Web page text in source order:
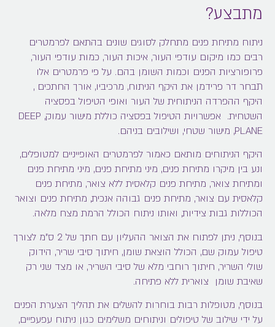
מתבצע?
ניתוח מתיחת פנים מתחלק לסוגים שונים בהתאם לפרמטרים
רבים כמו מיקום עודפי העור, איכות העור, כמות עודפי העור,
פרופורציות הפנים וכמות השומן בהם. על פי פרמטרים אלו
תבחר דר פרידמן את היקף הניתוח, מרכיביו, אורך החתכים ,
היקף ההפרדה הניתוחית של העור ואופי הטיפול בפסציה
השטחית. אפשרויות הטיפול בפסציה כוללת מישור עמוק, DEEP
PLANE, מישור שטחי, ושילובים בניהם.
היקף הניתוחים מותאם כאמור לפרמטרים האופייניים למטופלים,
ונע בין מיקרו מתיחת פנים, מיני מתיחת פנים, מיני מתיחת פנים
ומתיחת צואר, מתיחת פנים קלאסית ללא צואר, מתיחת פנים
קלאסית עם צואר, מתיחת פנים גבוהה אנכית, מתיחת פנים וצואר
הכוללות גבות צידיות, ואותו ניתוח הכולל הרמת מצח מלאה.
בנוסף, ניתן לפתוח את הצואר ההעליון עם חתך של 2 ס"מ לצורך
טיפול עמוק שם, הכולל הוצאת שומן, חיתוך סיבי שריר, הידוק
שולי השריר, חיתוך רוחבי מלא של סיבי השריר, או מצד שני רק
שאיבת שומן צוארית ללא פתיחה.
בנוסף, מטופלות רבות בוחרות להשלים את תהליך הצערת הפנים
על ידי שילוב של טיפולים וניתוחים משלימים כגון ניתוח עפעפיים,